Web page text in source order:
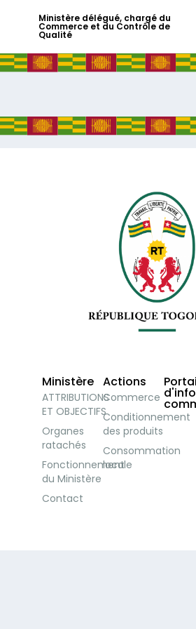
Ministère délégué, chargé du
Commerce et du Contrôle de
Qualité
Ministère
ATTRIBUTIONS
ET OBJECTIFS
Organes
ratachés
Fonctionnement
du Ministère
Contact
Actions
Commerce
Conditionnement
des produits
Consommation
locale